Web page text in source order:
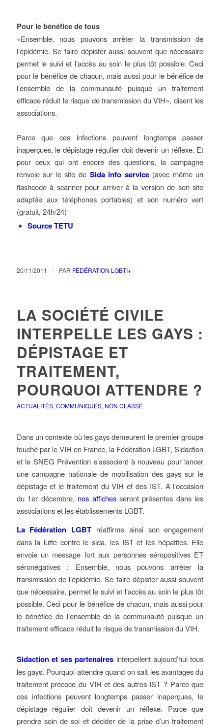
Pour le bénéfice de tous
«Ensemble, nous pouvons arrêter la transmission de
l’épidémie. Se faire dépister aussi souvent que nécessaire
permet le suivi et l’accès au soin le plus tôt possible. Ceci
pour le bénéfice de chacun, mais aussi pour le bénéfice de
l’ensemble de la communauté puisque un traitement
efficace réduit le risque de transmission du VIH», disent les
associations.
Parce que ces infections peuvent longtemps passer
inaperçues, le dépistage régulier doit devenir un réflexe. Et
pour ceux qui ont encore des questions, la campagne
renvoie sur le site de Sida info service (avec même un
flashcode à scanner pour arriver à la version de son site
adaptée aux téléphones portables) et son numéro vert
(gratuit, 24h/24)
Source TETU
20/11/2011 / PAR FÉDÉRATION LGBTI+
LA SOCIÉTÉ CIVILE
INTERPELLE LES GAYS :
DÉPISTAGE ET
TRAITEMENT,
POURQUOI ATTENDRE ?
ACTUALITÉS, COMMUNIQUÉS, NON CLASSÉ
Dans un contexte où les gays demeurent le premier groupe
touché par le VIH en France, la Fédération LGBT, Sidaction
et le SNEG Prévention s’associent à nouveau pour lancer
une campagne nationale de mobilisation des gays sur le
dépistage et le traitement du VIH et des IST. A l’occasion
du 1er décembre, nos affichesseront présentes dans les
associations et les établissements LGBT.
La Fédération LGBT réaffirme ainsi son engagement
dans la lutte contre le sida, les IST et les hépatites. Elle
envoie un message fort aux personnes séropositives ET
séronégatives : Ensemble, nous pouvons arrêter la
transmission de l’épidémie. Se faire dépister aussi souvent
que nécessaire, permet le suivi et l’accès au soin le plus tôt
possible. Ceci pour le bénéfice de chacun, mais aussi pour
le bénéfice de l’ensemble de la communauté puisque un
traitement efficace réduit le risque de transmission du VIH.
Sidaction et ses partenaires interpellent aujourd’hui tous
les gays. Pourquoi attendre quand on sait les avantages du
traitement précoce du VIH et des autres IST ? Parce que
ces infections peuvent longtemps passer inaperçues, le
dépistage régulier doit devenir un réflexe. Parce que
prendre soin de soi et décider de la prise d’un traitement